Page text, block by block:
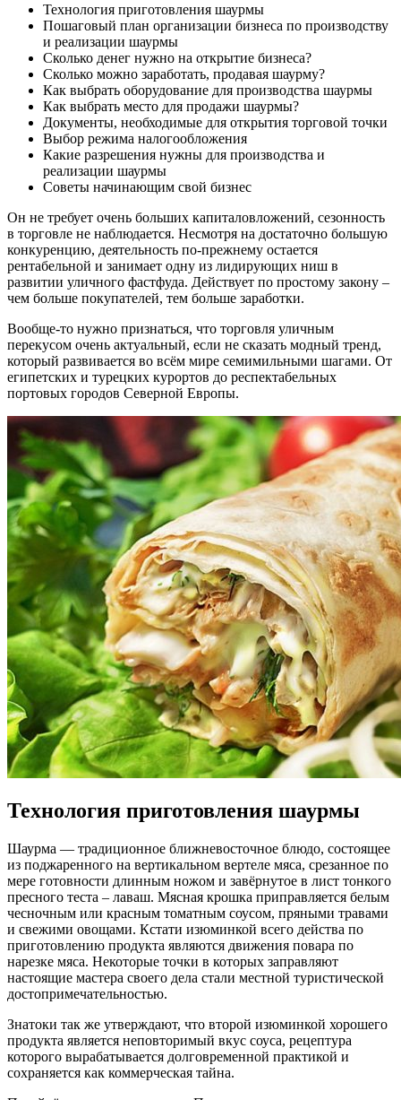
Технология приготовления шаурмы
Пошаговый план организации бизнеса по производству
и реализации шаурмы
Сколько денег нужно на открытие бизнеса?
Сколько можно заработать, продавая шаурму?
Как выбрать оборудование для производства шаурмы
Как выбрать место для продажи шаурмы?
Документы, необходимые для открытия торговой точки
Выбор режима налогообложения
Какие разрешения нужны для производства и
реализации шаурмы
Советы начинающим свой бизнес
Он не требует очень больших капиталовложений, сезонность
в торговле не наблюдается. Несмотря на достаточно большую
конкуренцию, деятельность по-прежнему остается
рентабельной и занимает одну из лидирующих ниш в
развитии уличного фастфуда. Действует по простому закону –
чем больше покупателей, тем больше заработки.
Вообще-то нужно признаться, что торговля уличным
перекусом очень актуальный, если не сказать модный тренд,
который развивается во всём мире семимильными шагами. От
египетских и турецких курортов до респектабельных
портовых городов Северной Европы.
Технология приготовления шаурмы
Шаурма — традиционное ближневосточное блюдо, состоящее
из поджаренного на вертикальном вертеле мяса, срезанное по
мере готовности длинным ножом и завёрнутое в лист тонкого
пресного теста – лаваш. Мясная крошка приправляется белым
чесночным или красным томатным соусом, пряными травами
и свежими овощами. Кстати изюминкой всего действа по
приготовлению продукта являются движения повара по
нарезке мяса. Некоторые точки в которых заправляют
настоящие мастера своего дела стали местной туристической
достопримечательностью.
Знатоки так же утверждают, что второй изюминкой хорошего
продукта является неповторимый вкус соуса, рецептура
которого вырабатывается долговременной практикой и
сохраняется как коммерческая тайна.